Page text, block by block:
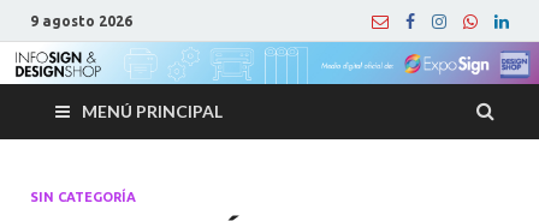
9 agosto 2026
MENÚ PRINCIPAL
SIN CATEGORÍA